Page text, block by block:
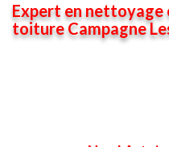
Expert en nettoyage
toiture Campagne